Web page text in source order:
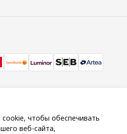
чтобы обеспечивать
веб-сайта,